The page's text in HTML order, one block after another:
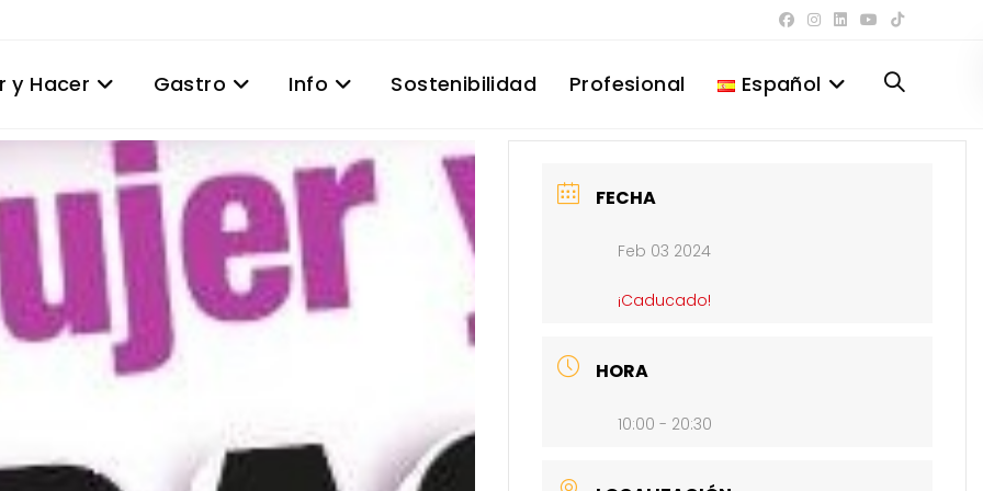
y Hacer Gastro Info Sostenibilidad Profesional Español Alternar
FECHA
Feb 03 2024
¡Caducado!
HORA
10:00 - 20:30